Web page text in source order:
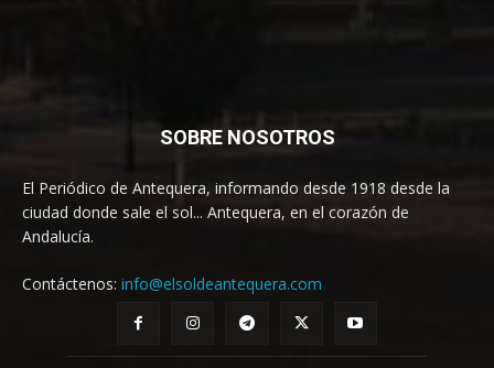
SOBRE NOSOTROS
El Periódico de Antequera, informando desde 1918 desde la
ciudad donde sale el sol... Antequera, en el corazón de
Andalucía.
Contáctenos: info@elsoldeantequera.com